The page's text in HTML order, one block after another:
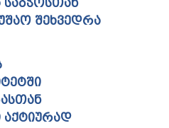
ᲨᲔᲮᲕᲔᲓᲠᲐ
ᲐᲥᲢᲘᲣᲠᲐᲓ